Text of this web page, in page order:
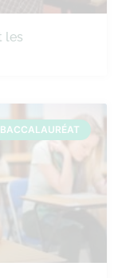
les
BACCALAURÉAT